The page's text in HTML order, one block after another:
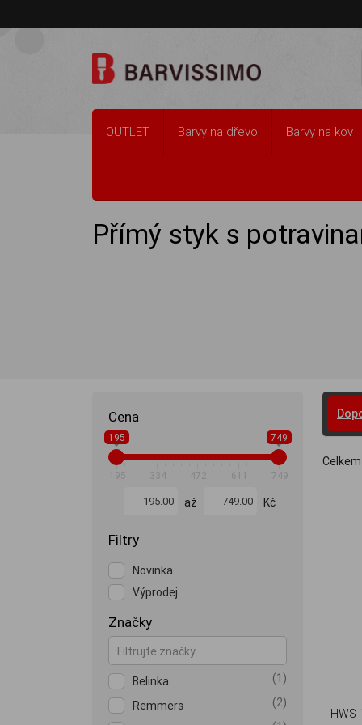
OUTLET Barvy na dřevo Barvy na kov
Přímý styk s
Cena
195 749
195 334 472 611 749
až Kč
Filtry
Novinka
Výprodej
Značky
Belinka
(1)
Remmers
(2)